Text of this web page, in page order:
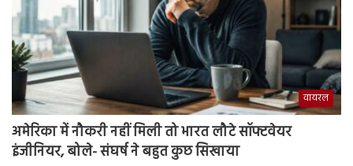
वायरल
अमेरिका में नौकरी नहीं मिली तो भारत लौटे सॉफ्टवेयर
इंजीनियर, बोले- संघर्ष ने बहुत कुछ सिखाया